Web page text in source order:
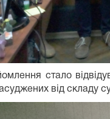
стало
від складу